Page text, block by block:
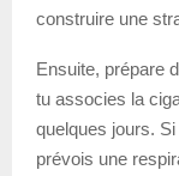
construire une
Ensuite, prépare
tu associes la
quelques jours.
prévois une